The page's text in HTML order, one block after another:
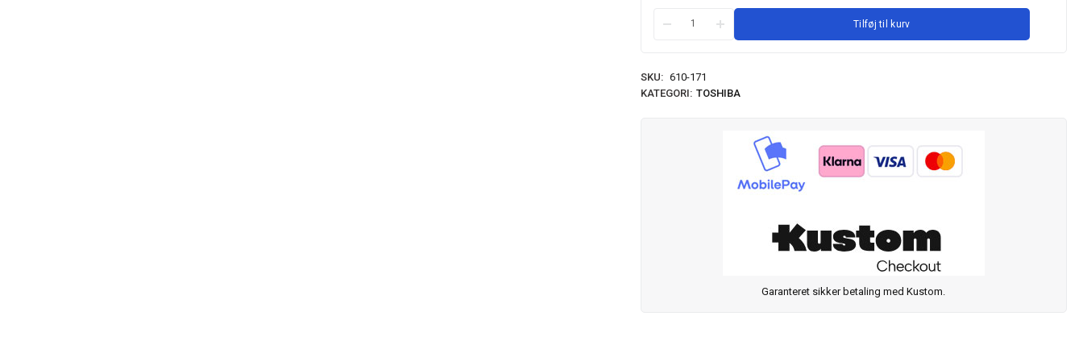
Tilføj til kurv
SKU: 610-171
KATEGORI: TOSHIBA
Garanteret sikker betaling med Kustom.